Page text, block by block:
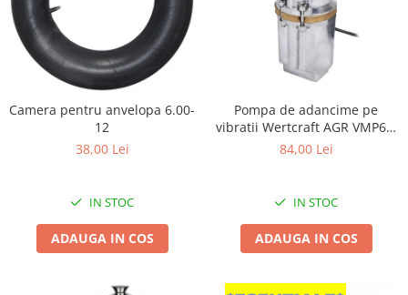
Tapet 3D Autoadeziv
Climatizare si echipamente de
incalzire
Aere conditionate
Echipamente pt incalzire
Panouri solare
Paturi electrice cu incalzire
Umidificatoare
Ventilatoare
Kituri de siguranta si supravietuire
Kit-uri siguranta auto
Camera pentru anvelopa 6.00-
12
38,00 Lei
IN STOC
ADAUGA IN COS
Pompa de adancime pe
vibratii Wertcraft AGR VMP60,
600 W, 90m refulare
84,00 Lei
IN STOC
ADAUGA IN COS